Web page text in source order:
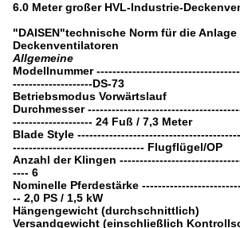
6.0 Meter großer HVL-Industrie-
"DAISEN"technische Norm für die Anlage
Deckenventilatoren
Allgemeine
Modellnummer
--------------------DS-73
Betriebsmodus Vorwärtslauf
Durchmesser
-------------------- 24 Fuß / 7,3 Meter
Blade Style
--------------------------------- Flugflügel/OP
Anzahl der Klingen
---- 6
Nominelle Pferdestärke
-- 2,0 PS / 1,5 kW
Hängengewicht (durchschnittlich)
Versandgewicht (einschließlich